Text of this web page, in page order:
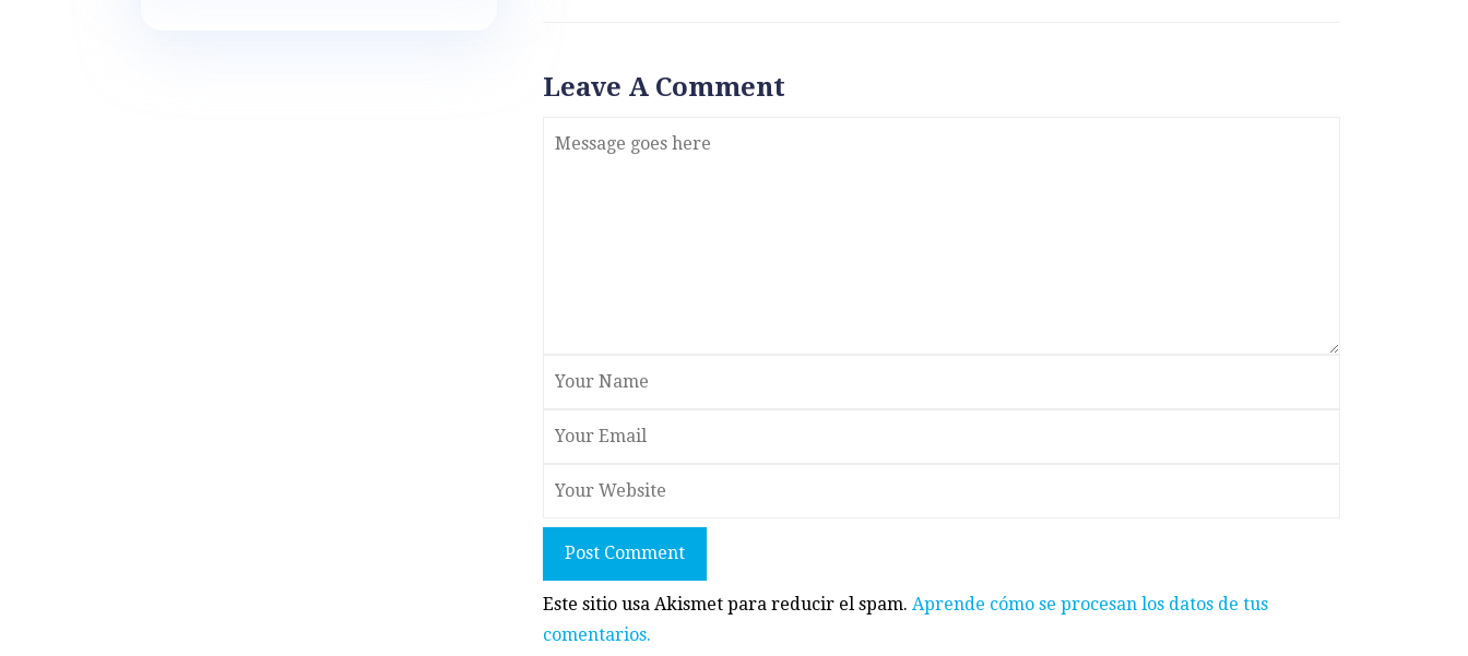
Leave A Comment
Post Comment
Este sitio usa Akismet para reducir el spam. Aprende cómo se procesan los datos de tus
comentarios.